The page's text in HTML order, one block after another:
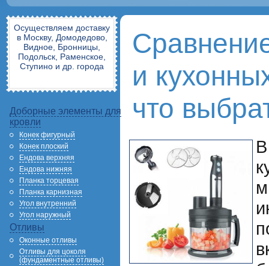
Осуществляем доставку
в Москву, Домодедово,
Видное, Бронницы,
Подольск, Раменское,
Ступино и др. города
Доборные элементы для
кровли
Конек фигурный
Конек плоский
Ендова верхняя
Ендова нижняя
Планка торцевая
Планка карнизная
Угол внутренний
Угол наружный
Отливы
Оконные отливы
Отливы для цоколя
(фундаментные отливы)
и
что